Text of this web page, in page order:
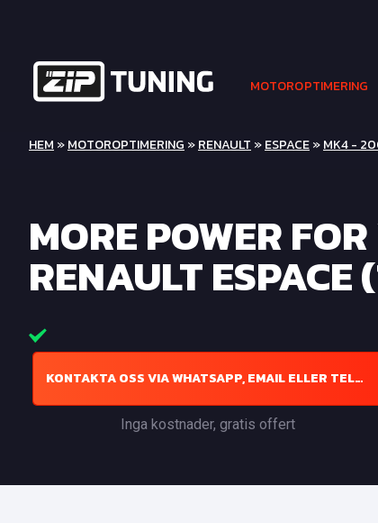
MOTOROPTIMERING
HEM »MOTOROPTIMERING »RENAULT »ESPACE»MK4 -
MORE POWER
RENAULT ESPACE
KONTAKTA OSS VIA WHATSAPP, EMAIL ELLER TELEFON
Inga kostnader, gratis offert